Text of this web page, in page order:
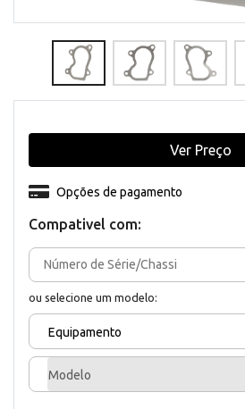
Compativel com:
ou selecione um modelo:
Equipamento
Modelo
Opções de pagamento
Ver Preço